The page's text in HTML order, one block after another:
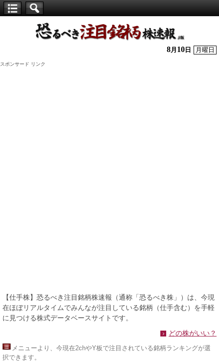
株】
8月 10 日 月曜日
スポンサード リンク
【仕手株】恐るべき注目銘柄株速報（通称「恐るべき株」）は、今現
在ほぼリアルタイムでみんなが注目している銘柄（仕手含む）を手軽
に見つける株式データベースサイトです。
どの株がいい？
メニューより、今現在2chやY板で注目されている銘柄ランキングが選
択できます。